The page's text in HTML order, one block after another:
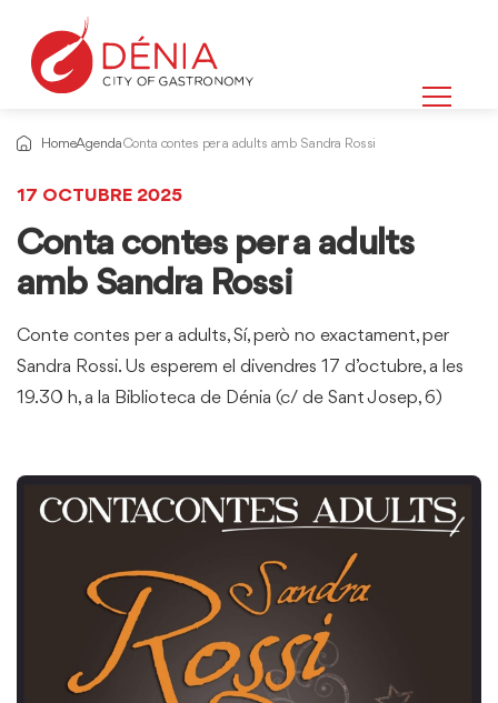
HomeAgendaConta contes per a adults amb Sandra Rossi
17 OCTUBRE 2025
Conta contes per a adults
amb Sandra Rossi
Conte contes per a adults, Sí, però no exactament, per
Sandra Rossi. Us esperem el divendres 17 d’octubre, a les
19.30 h, a la Biblioteca de Dénia (c/ de Sant Josep, 6)